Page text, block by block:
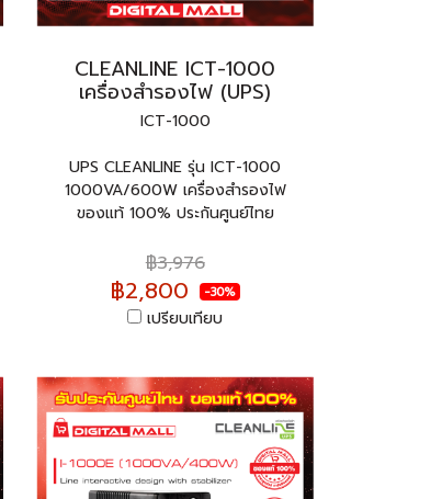
CLEANLINE ICT-1000
เครื่องสำรองไฟ (UPS)
ICT-1000
UPS CLEANLINE รุ่น ICT-1000
1000VA/600W เครื่องสำรองไฟ
ของแท้ 100% ประกันศูนย์ไทย
฿3,976
฿2,800 -30%
เปรียบเทียบ